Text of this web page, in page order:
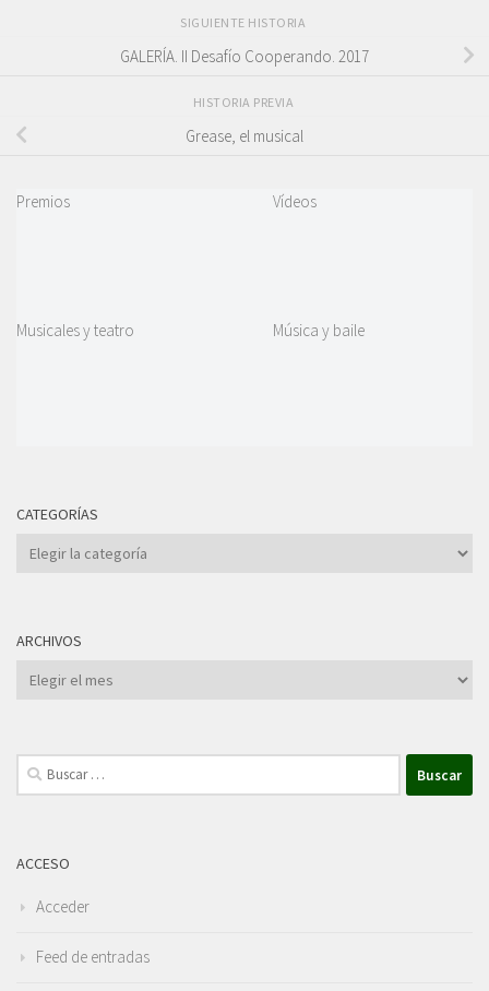
SIGUIENTE HISTORIA
GALERÍA. II Desafío Cooperando. 2017
HISTORIA PREVIA
Grease, el musical
Premios Vídeos
Musicales y teatro Música y baile
CATEGORÍAS
Categorías
ARCHIVOS
Archivos
Buscar:
ACCESO
Acceder
Feed de entradas